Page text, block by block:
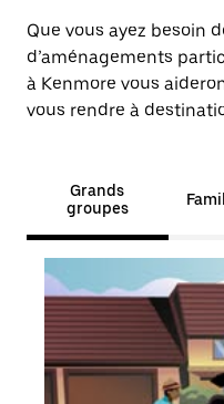
Que vous ayez besoin
d’aménagements
à Kenmore vous
vous rendre à
Grands
groupes